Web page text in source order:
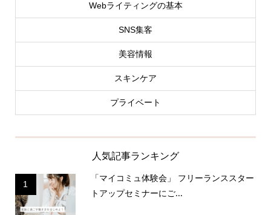
Webライティングの基本
SNS集客
美容情報
スキンケア
プライベート
人気記事ランキング
1
「マイコミュ体験会」 フリーランススター
トアップセミナーにご...